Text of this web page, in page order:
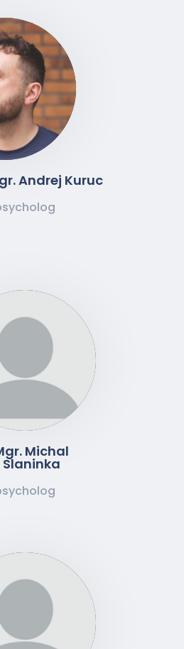
Andrej Kuruc
Michal
Slaninka